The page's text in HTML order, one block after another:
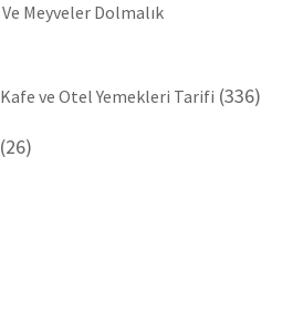
Meyveler Dolmalık
ve Otel Yemekleri Tarifi (336)
(26)